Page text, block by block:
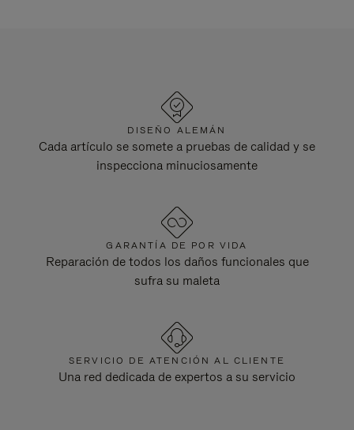
DISEÑO ALEMÁN
Cada artículo se somete a pruebas de calidad y se
inspecciona minuciosamente
GARANTÍA DE POR VIDA
Reparación de todos los daños funcionales que
sufra su maleta
SERVICIO DE ATENCIÓN AL CLIENTE
Una red dedicada de expertos a su servicio